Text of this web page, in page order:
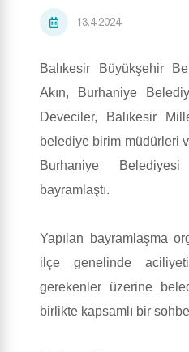
13.4.2024
Balıkesir Büyükşehir
Akın, Burhaniye
Deveciler, Balıkesir
belediye birim müdürleri
Burhaniye
bayramlaştı.
Yapılan bayramlaşma
ilçe genelinde
gerekenler üzerine
birlikte kapsamlı bir